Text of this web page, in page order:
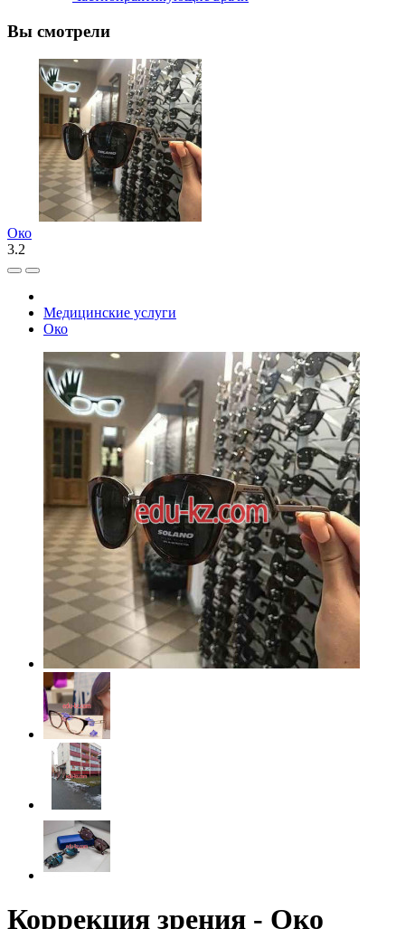
Вы смотрели
Око
3.2
Медицинские услуги
Око
Коррекция зрения - Око